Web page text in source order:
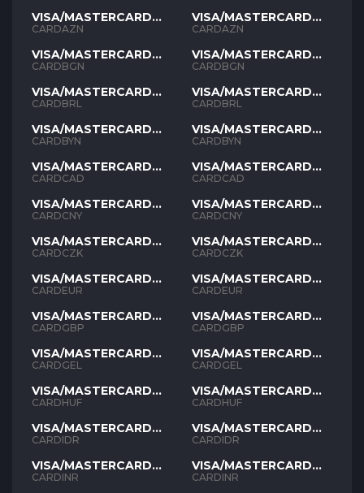
VISA/MASTERCARD
AZN
CARDAZN
VISA/MASTERCARD
BGN
CARDBGN
VISA/MASTERCARD
BRL
CARDBRL
VISA/MASTERCARD
BYN
CARDBYN
VISA/MASTERCARD
CAD
CARDCAD
VISA/MASTERCARD
CNY
CARDCNY
VISA/MASTERCARD
CZK
CARDCZK
VISA/MASTERCARD
EUR
CARDEUR
VISA/MASTERCARD
GBP
CARDGBP
VISA/MASTERCARD
GEL
CARDGEL
VISA/MASTERCARD
HUF
CARDHUF
VISA/MASTERCARD
IDR
CARDIDR
VISA/MASTERCARD
INR
CARDINR
VISA/MASTERCARD
AZN
CARDAZN
VISA/MASTERCARD
BGN
CARDBGN
VISA/MASTERCARD
BRL
CARDBRL
VISA/MASTERCARD
BYN
CARDBYN
VISA/MASTERCARD
CAD
CARDCAD
VISA/MASTERCARD
CNY
CARDCNY
VISA/MASTERCARD
CZK
CARDCZK
VISA/MASTERCARD
EUR
CARDEUR
VISA/MASTERCARD
GBP
CARDGBP
VISA/MASTERCARD
GEL
CARDGEL
VISA/MASTERCARD
HUF
CARDHUF
VISA/MASTERCARD
IDR
CARDIDR
VISA/MASTERCARD
INR
CARDINR